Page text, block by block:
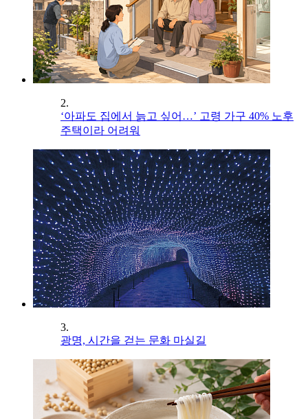
2.
‘아파도 집에서 늙고 싶어…’ 고령 가구 40% 노후
주택이라 어려워
3.
광명, 시간을 걷는 문화 마실길